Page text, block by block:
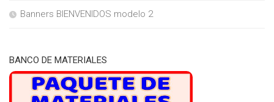
Banners BIENVENIDOS modelo 2
BANCO DE MATERIALES